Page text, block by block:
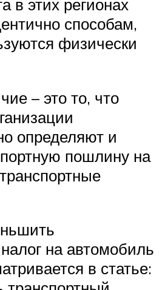
в этих регионах
способам,
физически
– это то, что
определяют и
пошлину на
на автомобиль
в статье: